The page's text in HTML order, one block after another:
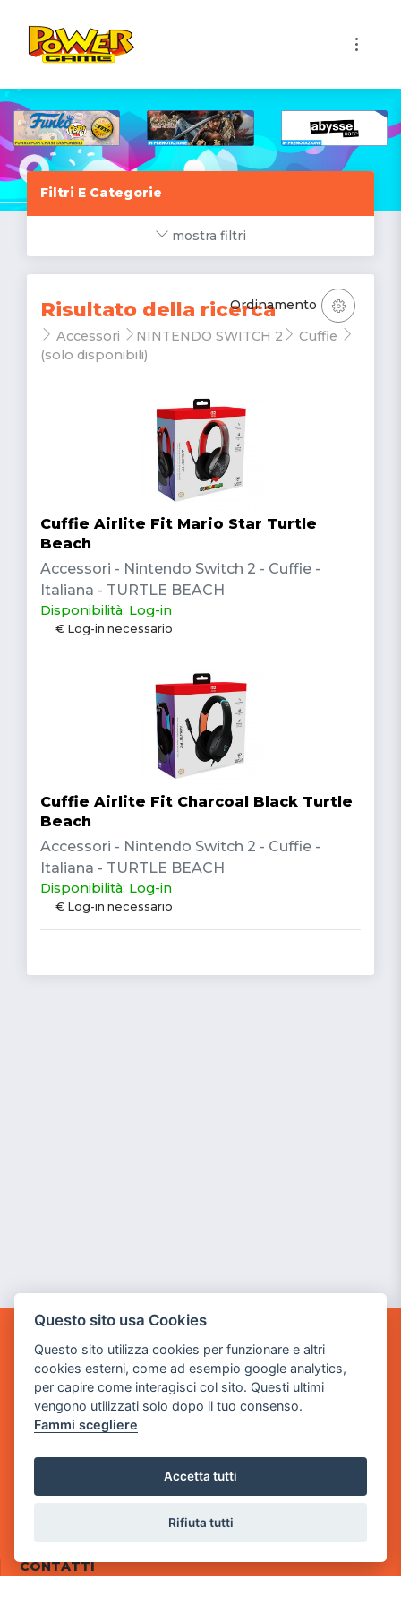
Filtri E Categorie
mostra filtri
Risultato della ricerca
Accessori NINTENDO SWITCH 2
Cuffie
(solo disponibili)
Ordinamento
Cuffie Airlite Fit Mario Star Turtle
Beach
Accessori - Nintendo Switch 2 - Cuffie -
Italiana - TURTLE BEACH
Disponibilità: Log-in
€ Log-in necessario
Cuffie Airlite Fit Charcoal Black Turtle
Beach
Accessori - Nintendo Switch 2 - Cuffie -
Italiana - TURTLE BEACH
Disponibilità: Log-in
€ Log-in necessario
POWER GAME SRL
Sede Legale
via Villaggio dei Platani, 3
- 25014 Castenedolo, Brescia
Sede Operativa
via Industriale, 2 - 25082 Botticino, BS
Partita iva 03308130982
CONTATTI
Questo sito usa Cookies
Questo sito utilizza cookies per funzionare e altri
cookies esterni, come ad esempio google analytics,
per capire come interagisci col sito. Questi ultimi
vengono utilizzati solo dopo il tuo consenso.
Fammi scegliere
Accetta tutti
Rifiuta tutti